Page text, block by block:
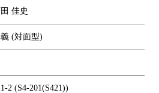
佳史
(対面型)
2 (S4-201(S421))